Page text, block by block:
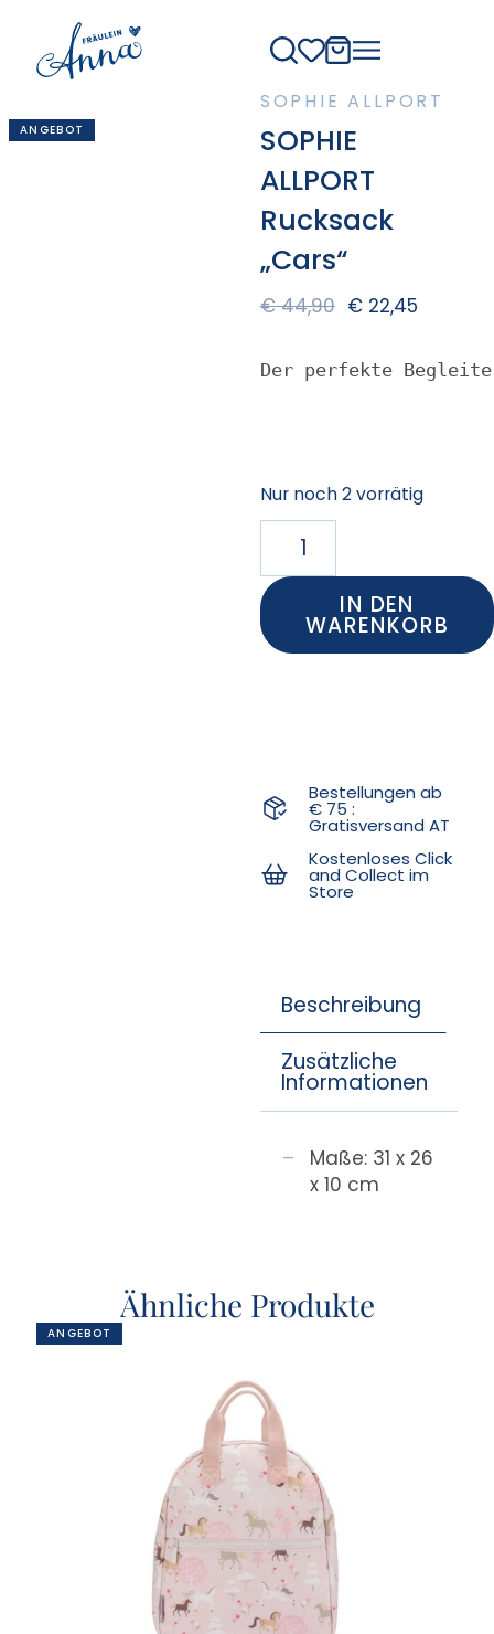
ANGEBOT
SOPHIE ALLPORT
SOPHIE
ALLPORT
Rucksack
„Cars“
€44,90 €22,45
Der perfekte
Nur noch 2 vorrätig
IN DEN
WARENKORB
Bestellungen ab
€ 75 :
Gratisversand AT
Kostenloses Click
and Collect im
Store
Beschreibung
Zusätzliche
Informationen
Maße: 31 x 26
x 10 cm
Ähnliche Produkte
ANGEBOT